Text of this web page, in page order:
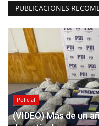
PUBLICACIONES
Policial
(VIDEO) Más de un